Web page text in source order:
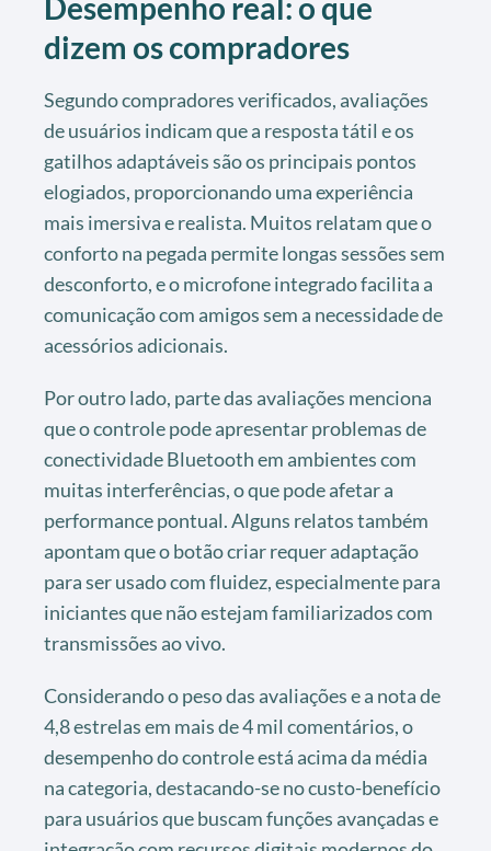
Desempenho real: o que
dizem os compradores
Segundo compradores verificados, avaliações
de usuários indicam que a resposta tátil e os
gatilhos adaptáveis são os principais pontos
elogiados, proporcionando uma experiência
mais imersiva e realista. Muitos relatam que o
conforto na pegada permite longas sessões sem
desconforto, e o microfone integrado facilita a
comunicação com amigos sem a necessidade de
acessórios adicionais.
Por outro lado, parte das avaliações menciona
que o controle pode apresentar problemas de
conectividade Bluetooth em ambientes com
muitas interferências, o que pode afetar a
performance pontual. Alguns relatos também
apontam que o botão criar requer adaptação
para ser usado com fluidez, especialmente para
iniciantes que não estejam familiarizados com
transmissões ao vivo.
Considerando o peso das avaliações e a nota de
4,8 estrelas em mais de 4 mil comentários, o
desempenho do controle está acima da média
na categoria, destacando-se no custo-benefício
para usuários que buscam funções avançadas e